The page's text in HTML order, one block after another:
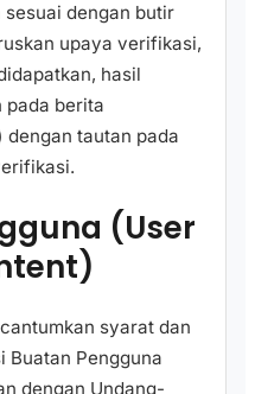
dengan butir
upaya verifikasi,
hasil
berita
dengan tautan pada
(User
syarat dan
Buatan Pengguna
dengan Undang-